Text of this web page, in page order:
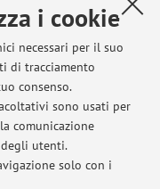
i cookie
necessari per il suo
di tracciamento
consenso.
sono usati per
comunicazione
utenti.
solo con i
l'A.A. 2026-2027